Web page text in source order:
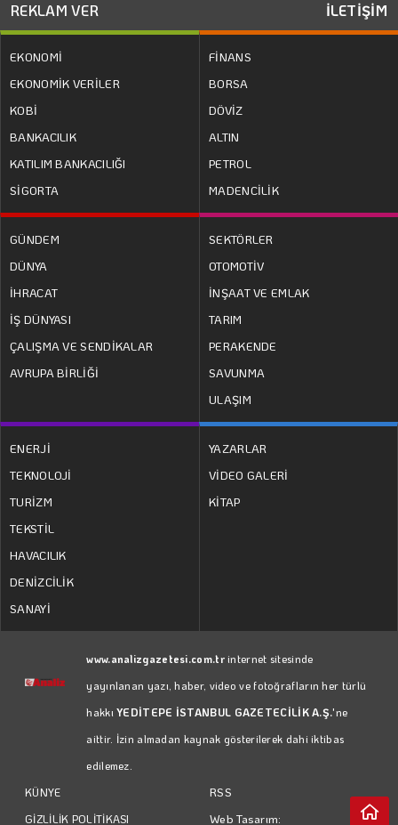
REKLAM VER İLETİŞİM
EKONOMİ
EKONOMİK VERİLER
KOBİ
BANKACILIK
KATILIM BANKACILIĞI
SİGORTA
FİNANS
BORSA
DÖVİZ
ALTIN
PETROL
MADENCİLİK
GÜNDEM
DÜNYA
İHRACAT
İŞ DÜNYASI
ÇALIŞMA VE SENDİKALAR
AVRUPA BİRLİĞİ
SEKTÖRLER
OTOMOTİV
İNŞAAT VE EMLAK
TARIM
PERAKENDE
SAVUNMA
ULAŞIM
ENERJİ
TEKNOLOJİ
TURİZM
TEKSTİL
HAVACILIK
DENİZCİLİK
SANAYİ
YAZARLAR
VİDEO GALERİ
KİTAP
www.analizgazetesi.com.trinternet sitesinde
yayınlanan yazı, haber, video ve fotoğrafların her türlü
hakkıYEDİTEPE İSTANBUL GAZETECİLİK A.Ş.'ne
aittir. İzin almadan kaynak gösterilerek dahi iktibas
edilemez.
KÜNYE
GİZLİLİK POLİTİKASI
RSS
Web Tasarım: